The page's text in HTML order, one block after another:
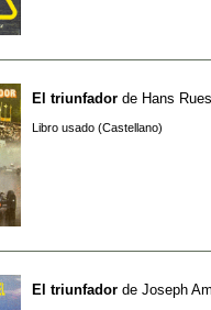
El triunfador de Hans
Libro usado (Castellano)
El triunfador de Joseph